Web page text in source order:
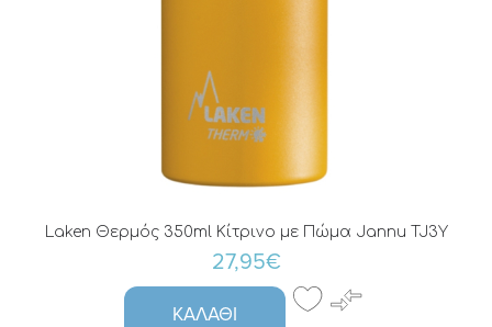
Laken Θερμός 350ml Κίτρινο με Πώμα Jannu TJ3Y
27,95€
ΚΑΛΆΘΙ